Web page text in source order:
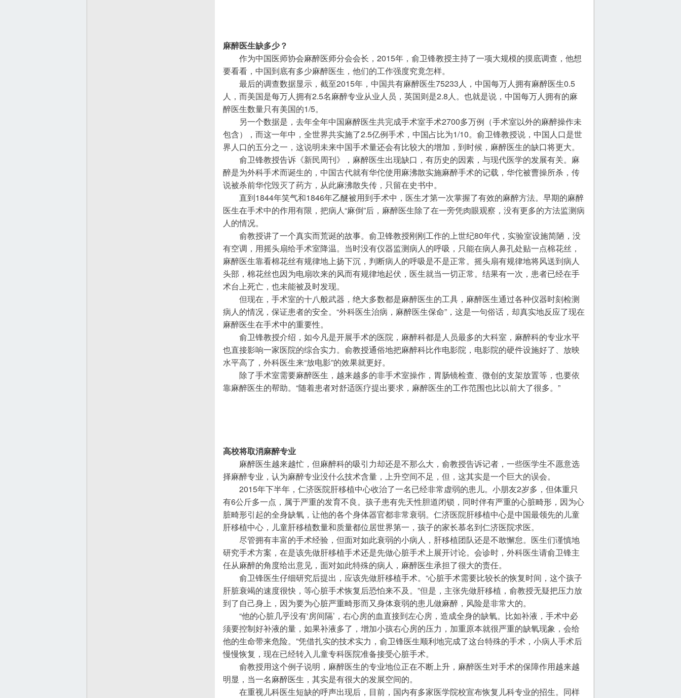
麻醉医生缺多少？
作为中国医师协会麻醉医师分会会长，2015年，俞卫锋教授主持了一项大规模的摸底调查，他想
要看看，中国到底有多少麻醉医生，他们的工作强度究竟怎样。
最后的调查数据显示，截至2015年，中国共有麻醉医生75233人，中国每万人拥有麻醉医生0.5
人，而美国是每万人拥有2.5名麻醉专业从业人员，英国则是2.8人。也就是说，中国每万人拥有的麻
醉医生数量只有美国的1/5。
另一个数据是，去年全年中国麻醉医生共完成手术室手术2700多万例（手术室以外的麻醉操作未
包含），而这一年中，全世界共实施了2.5亿例手术，中国占比为1/10。俞卫锋教授说，中国人口是世
界人口的五分之一，这说明未来中国手术量还会有比较大的增加，到时候，麻醉医生的缺口将更大。
俞卫锋教授告诉《新民周刊》，麻醉医生出现缺口，有历史的因素，与现代医学的发展有关。麻
醉是为外科手术而诞生的，中国古代就有华佗使用麻沸散实施麻醉手术的记载，华佗被曹操所杀，传
说被杀前华佗毁灭了药方，从此麻沸散失传，只留在史书中。
直到1844年笑气和1846年乙醚被用到手术中，医生才第一次掌握了有效的麻醉方法。早期的麻醉
医生在手术中的作用有限，把病人“麻倒”后，麻醉医生除了在一旁凭肉眼观察，没有更多的方法监测病
人的情况。
俞教授讲了一个真实而荒诞的故事。俞卫锋教授刚刚工作的上世纪80年代，实验室设施简陋，没
有空调，用摇头扇给手术室降温。当时没有仪器监测病人的呼吸，只能在病人鼻孔处贴一点棉花丝，
麻醉医生靠看棉花丝有规律地上扬下沉，判断病人的呼吸是不是正常。摇头扇有规律地将风送到病人
头部，棉花丝也因为电扇吹来的风而有规律地起伏，医生就当一切正常。结果有一次，患者已经在手
术台上死亡，也未能被及时发现。
但现在，手术室的十八般武器，绝大多数都是麻醉医生的工具，麻醉医生通过各种仪器时刻检测
病人的情况，保证患者的安全。“外科医生治病，麻醉医生保命”，这是一句俗话，却真实地反应了现在
麻醉医生在手术中的重要性。
俞卫锋教授介绍，如今凡是开展手术的医院，麻醉科都是人员最多的大科室，麻醉科的专业水平
也直接影响一家医院的综合实力。俞教授通俗地把麻醉科比作电影院，电影院的硬件设施好了、放映
水平高了，外科医生来“放电影”的效果就更好。
除了手术室需要麻醉医生，越来越多的非手术室操作，胃肠镜检查、微创的支架放置等，也要依
靠麻醉医生的帮助。“随着患者对舒适医疗提出要求，麻醉医生的工作范围也比以前大了很多。”
高校将取消麻醉专业
麻醉医生越来越忙，但麻醉科的吸引力却还是不那么大，俞教授告诉记者，一些医学生不愿意选
择麻醉专业，认为麻醉专业没什么技术含量，上升空间不足，但，这其实是一个巨大的误会。
2015年下半年，仁济医院肝移植中心收治了一名已经非常虚弱的患儿。小朋友2岁多，但体重只
有6公斤多一点，属于严重的发育不良。孩子患有先天性胆道闭锁，同时伴有严重的心脏畸形，因为心
脏畸形引起的全身缺氧，让他的各个身体器官都非常衰弱。仁济医院肝移植中心是中国最领先的儿童
肝移植中心，儿童肝移植数量和质量都位居世界第一，孩子的家长慕名到仁济医院求医。
尽管拥有丰富的手术经验，但面对如此衰弱的小病人，肝移植团队还是不敢懈怠。医生们谨慎地
研究手术方案，在是该先做肝移植手术还是先做心脏手术上展开讨论。会诊时，外科医生请俞卫锋主
任从麻醉的角度给出意见，面对如此特殊的病人，麻醉医生承担了很大的责任。
俞卫锋医生仔细研究后提出，应该先做肝移植手术。“心脏手术需要比较长的恢复时间，这个孩子
肝脏衰竭的速度很快，等心脏手术恢复后恐怕来不及。”但是，主张先做肝移植，俞教授无疑把压力放
到了自己身上，因为要为心脏严重畸形而又身体衰弱的患儿做麻醉，风险是非常大的。
“他的心脏几乎没有‘房间隔’，右心房的血直接到左心房，造成全身的缺氧。比如补液，手术中必
须要控制好补液的量，如果补液多了，增加小孩右心房的压力，加重原本就很严重的缺氧现象，会给
他的生命带来危险。”凭借扎实的技术实力，俞卫锋医生顺利地完成了这台特殊的手术，小病人手术后
慢慢恢复，现在已经转入儿童专科医院准备接受心脏手术。
俞教授用这个例子说明，麻醉医生的专业地位正在不断上升，麻醉医生对手术的保障作用越来越
明显，当一名麻醉医生，其实是有很大的发展空间的。
在重视儿科医生短缺的呼声出现后，目前，国内有多家医学院校宣布恢复儿科专业的招生。同样